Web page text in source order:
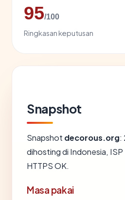
95/100
Ringkasan keputusan
Snapshot
Snapshot decorous.org:
dihosting di Indonesia, ISP
HTTPS OK.
Masa pakai